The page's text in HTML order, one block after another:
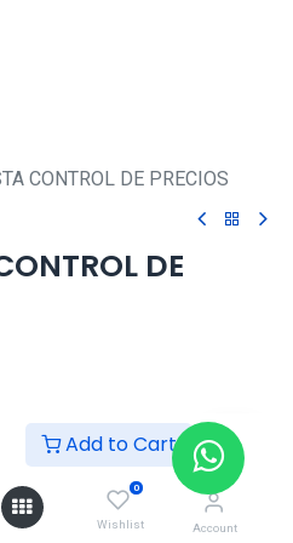
Add to Cart
0
Wishlist Account
CONTROL DE PRECIOS
DE
al carrito